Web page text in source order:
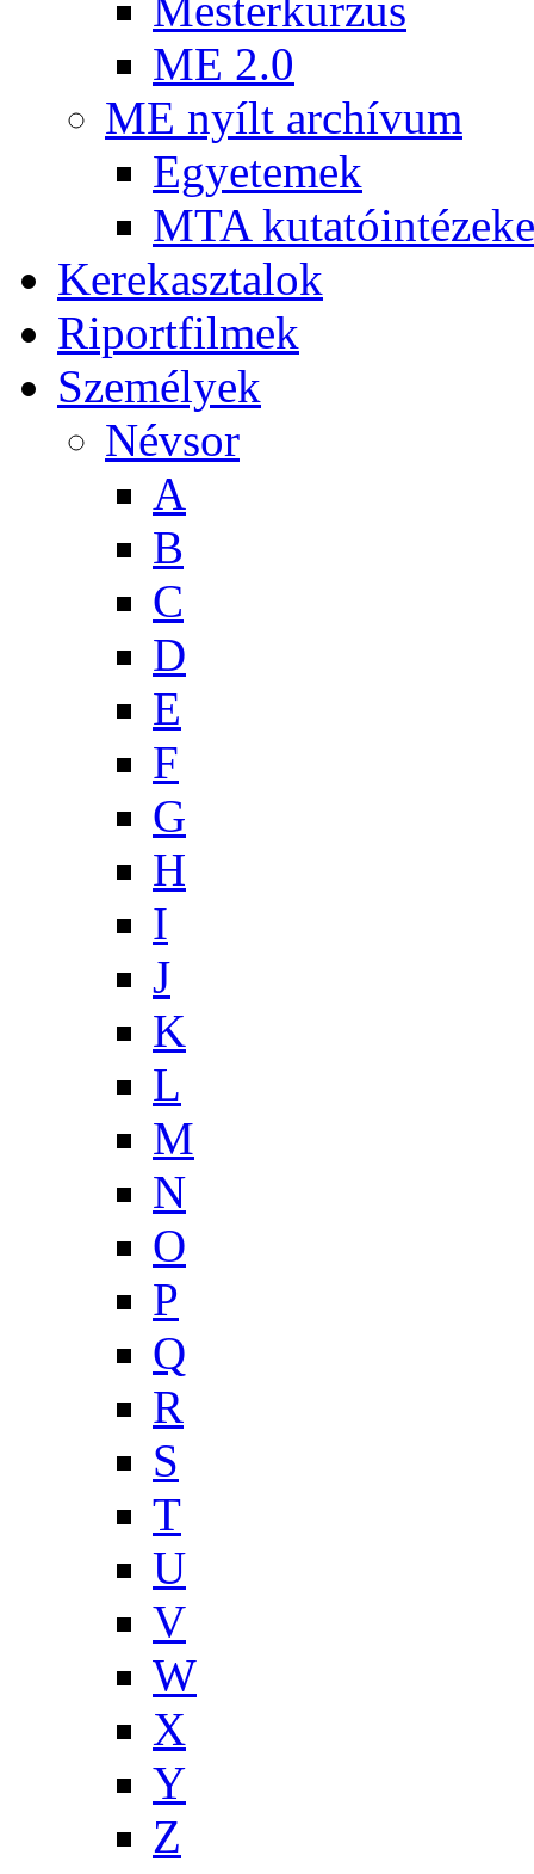
ME 2.0
ME nyílt archívum
Egyetemek
MTA
Kerekasztalok
Riportfilmek
Személyek
Névsor
A
B
C
D
E
F
G
H
I
J
K
L
M
N
O
P
Q
R
S
T
U
V
W
X
Y
Z